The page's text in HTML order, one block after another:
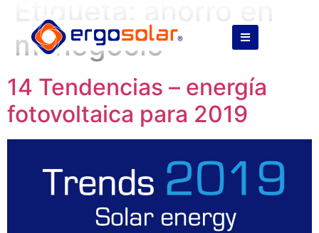
Etiqueta:
mi negocio
14 Tendencias – energía
fotovoltaica para 2019